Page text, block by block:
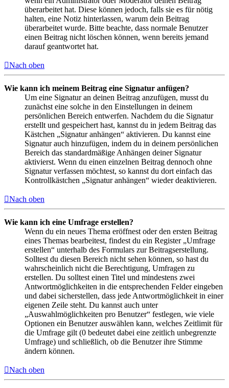
überarbeitet hat. Diese können jedoch, falls sie es für nötig
halten, eine Notiz hinterlassen, warum dein Beitrag
überarbeitet wurde. Bitte beachte, dass normale Benutzer
einen Beitrag nicht löschen können, wenn bereits jemand
darauf geantwortet hat.
Nach oben
Wie kann ich meinem Beitrag eine Signatur anfügen?
Um eine Signatur an deinen Beitrag anzufügen, musst du
zunächst eine solche in den Einstellungen in deinem
persönlichen Bereich entwerfen. Nachdem du die Signatur
erstellt und gespeichert hast, kannst du in jedem Beitrag das
Kästchen „Signatur anhängen“ aktivieren. Du kannst eine
Signatur auch hinzufügen, indem du in deinem persönlichen
Bereich das standardmäßige Anhängen deiner Signatur
aktivierst. Wenn du einen einzelnen Beitrag dennoch ohne
Signatur verfassen möchtest, so kannst du dort einfach das
Kontrollkästchen „Signatur anhängen“ wieder deaktivieren.
Nach oben
Wie kann ich eine Umfrage erstellen?
Wenn du ein neues Thema eröffnest oder den ersten Beitrag
eines Themas bearbeitest, findest du ein Register „Umfrage
erstellen“ unterhalb des Formulars zur Beitragserstellung.
Solltest du diesen Bereich nicht sehen können, so hast du
wahrscheinlich nicht die Berechtigung, Umfragen zu
erstellen. Du solltest einen Titel und mindestens zwei
Antwortmöglichkeiten in die entsprechenden Felder eingeben
und dabei sicherstellen, dass jede Antwortmöglichkeit in einer
eigenen Zeile steht. Du kannst auch unter
„Auswahlmöglichkeiten pro Benutzer“ festlegen, wie viele
Optionen ein Benutzer auswählen kann, welches Zeitlimit für
die Umfrage gilt (0 bedeutet dabei eine zeitlich unbegrenzte
Umfrage) und schließlich, ob die Benutzer ihre Stimme
ändern können.
Nach oben